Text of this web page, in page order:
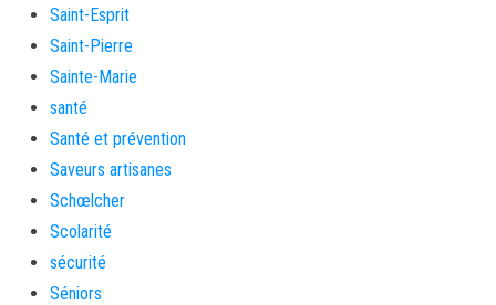
Saint-Esprit
Saint-Pierre
Sainte-Marie
santé
Santé et prévention
Saveurs artisanes
Schœlcher
Scolarité
sécurité
Séniors